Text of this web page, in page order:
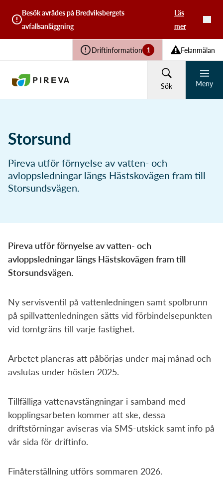
Besök avrådes på Bredviksbergets
avfallsanläggning
Läs
mer
Driftinformation 1 Felanmälan
Sök Meny
Vatten och avlopp
Mina sidor
Kundservice
Vad söker du?
Vanliga sökningar:
Sorteringsguide
Storsund
Pireva utför förnyelse av vatten- och
avloppsledningar längs Hästskovägen fram till
Storsundsvägen.
Pireva utför förnyelse av vatten- och
avloppsledningar längs Hästskovägen fram till
Storsundsvägen.
Ny servisventil på vattenledningen samt spolbrunn
på spillvattenledningen sätts vid förbindelsepunkten
vid tomtgräns till varje fastighet.
Arbetet planeras att påbörjas under maj månad och
avslutas under hösten 2025.
Tillfälliga vattenavstängningar i samband med
kopplingsarbeten kommer att ske, dessa
driftstörningar aviseras via SMS-utskick samt info på
vår sida för driftinfo.
Finåterställning utförs sommaren 2026.